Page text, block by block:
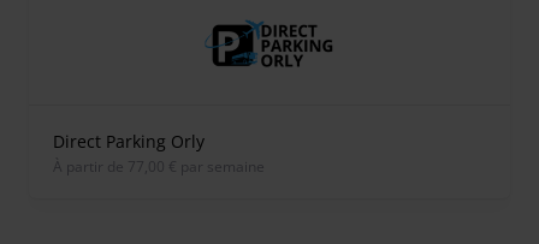
Direct Parking Orly
À partir de 77,00 € par semaine